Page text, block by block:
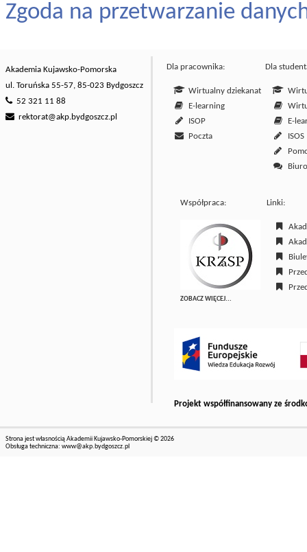
Zgoda na przetwarzanie
Akademia Kujawsko-Pomorska
ul. Toruńska 55-57, 85-023 Bydgoszcz
52 321 11 88
rektorat@akp.bydgoszcz.pl
Dla pracownika:
Wirtualny dziekanat
E-learning
ISOP
Poczta
Dla
E-
ISOS
Współpraca:
ZOBACZ WIĘCEJ...
Linki:
Projekt współfinansowany ze
Strona jest własnością Akademii Kujawsko-Pomorskiej © 2026
Obsługa techniczna: www@akp.bydgoszcz.pl